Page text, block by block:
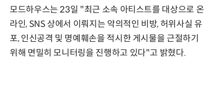
모드하우스는 23일 "최근 소속 아티스트를 대상으로 온
라인, SNS 상에서 이뤄지는 악의적인 비방, 허위사실 유
포, 인신공격 및 명예훼손을 적시한 게시물을 근절하기
위해 면밀히 모니터링을 진행하고 있다"고 밝혔다.